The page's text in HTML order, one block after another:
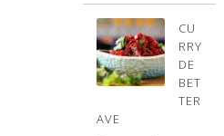
CU
RRY
DE
BET
TER
AVE